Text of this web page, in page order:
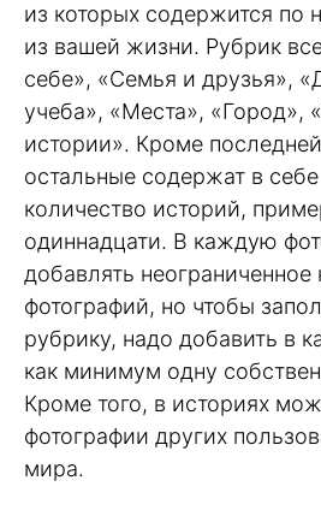
из которых содержится по
из вашей жизни. Рубрик
себе», «Семья и друзья»,
учеба», «Места», «Город»,
истории». Кроме
остальные содержат в
количество историй,
одиннадцати. В каждую
добавлять неограниченное
фотографий, но чтобы
рубрику, надо добавить в
как минимум одну
Кроме того, в историях
фотографии других
мира.